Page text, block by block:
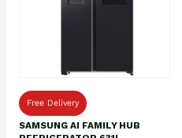
Free Delivery
SAMSUNG AI FAMILY HUB